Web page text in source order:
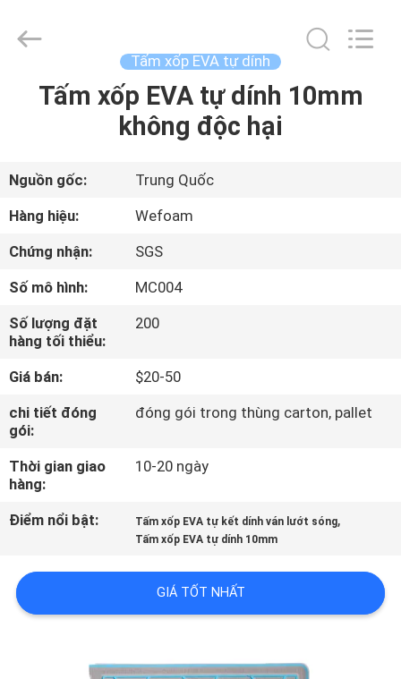
TRANG
CÁC
SẢN
PHẨM
VIDEO
CHÚNG
TÔI
THAM
QUAN
MÁY
KIỂM
Rights
Reserved.
Tấm xốp EVA tự dính
Tấm xốp EVA tự dính 10mm
không độc hại
Nguồn gốc:
Trung Quốc
Hàng hiệu:
Wefoam
Chứng nhận:
SGS
Số mô hình:
MC004
Số lượng đặt
hàng tối thiểu:
200
Giá bán:
$20-50
chi tiết đóng
gói:
đóng gói trong thùng carton, pallet
Thời gian giao
hàng:
10-20 ngày
Điểm nổi bật: Tấm xốp EVA tự kết dính ván lướt sóng,
Tấm xốp EVA tự dính 10mm
GIÁ TỐT NHẤT